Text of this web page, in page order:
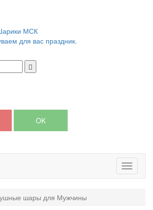
для вас праздник.
OK
Панель
шары для Мужчины